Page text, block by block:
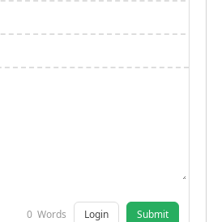
0 Words Login Submit